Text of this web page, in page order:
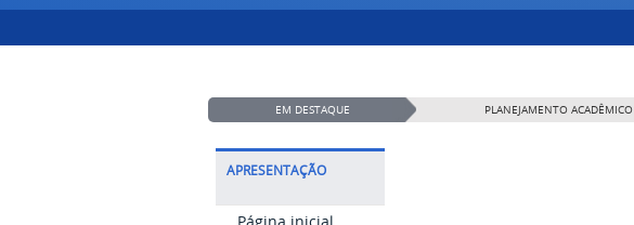
EM DESTAQUE PLANEJAMENTO ACADÊMICO
APRESENTAÇÃO